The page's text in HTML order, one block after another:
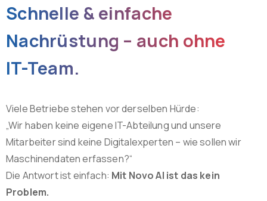
Schnelle &einfache
Nachrüstung – auch ohne
IT-Team.
Viele Betriebe stehen vor derselben Hürde:
„Wir haben keine eigene IT-Abteilung und unsere
Mitarbeiter sind keine Digitalexperten – wie sollen wir
Maschinendaten erfassen?“
Die Antwort ist einfach: Mit Novo AI ist das kein
Problem.